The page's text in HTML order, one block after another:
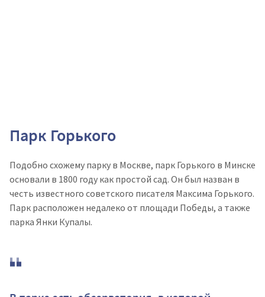
Парк Горького
Подобно схожему парку в Москве, парк Горького в Минске
основали в 1800 году как простой сад. Он был назван в
честь известного советского писателя Максима Горького.
Парк расположен недалеко от площади Победы, а также
парка Янки Купалы.